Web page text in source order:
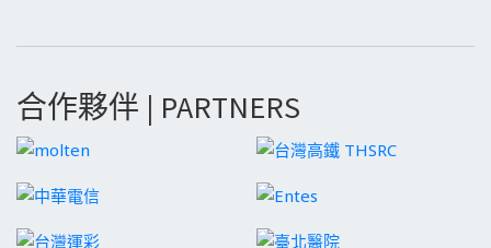
合作夥伴 | PARTNERS